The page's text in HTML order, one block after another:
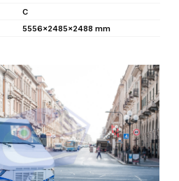
C
5556x2485x2488 mm